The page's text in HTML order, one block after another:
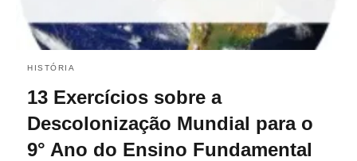
HISTÓRIA
13 Exercícios sobre a
Descolonização Mundial para o
9° Ano do Ensino Fundamental